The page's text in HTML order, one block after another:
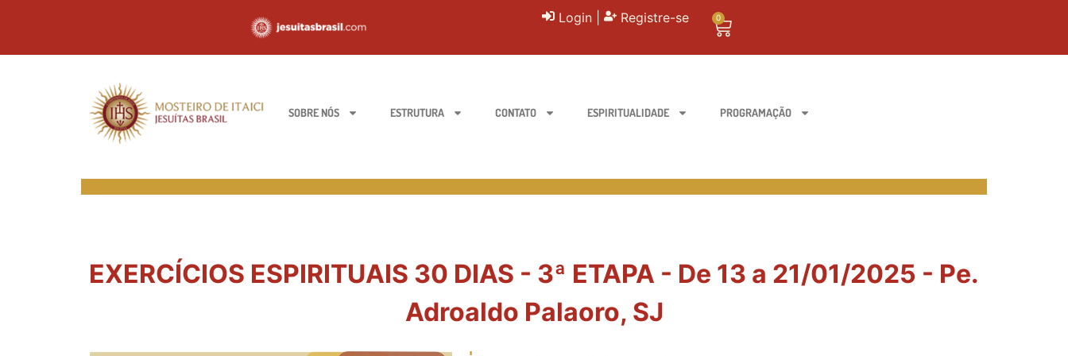
Login Registre-se 0
SOBRE NÓS ESTRUTURA CONTATO ESPIRITUALIDADE PROGRAMAÇÃO
EXERCÍCIOS ESPIRITUAIS 30 DIAS - 3ª ETAPA - De 13 a 21/01/2025 - Pe.
Adroaldo Palaoro, SJ